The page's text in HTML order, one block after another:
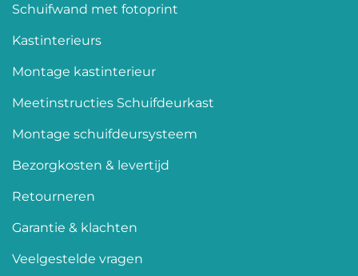
Schuifwand met fotoprint
Kastinterieurs
Montage kastinterieur
Meetinstructies Schuifdeurkast
Montage schuifdeursysteem
Bezorgkosten & levertijd
Retourneren
Garantie & klachten
Veelgestelde vragen